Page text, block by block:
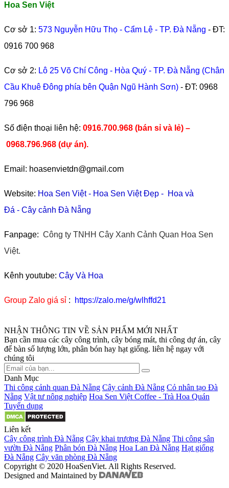
Hoa Sen Việt
Cơ sở 1: 573 Nguyễn Hữu Thọ - Cẩm Lệ - TP. Đà Nẵng - ĐT:
0916 700 968
Cơ sở 2: Lô 25 Võ Chí Công - Hòa Quý - TP. Đà Nẵng (Chân
Cầu Khuê Đông phía bên Quận Ngũ Hành Sơn) - ĐT: 0968
796 968
​Số điện thoại liên hệ: 0916.700.968 (bán sỉ và lẻ) –
0968.796.968 (dự án).
Email: hoasenvietdn@gmail.com
Website: Hoa Sen Việt- Hoa Sen Việt Đẹp - Hoa và
Đá - Cây cảnh Đà Nẵng
Fanpage: Công ty TNHH Cây Xanh Cảnh Quan Hoa Sen
Việt.
Kênh youtube: Cây Và Hoa
Group Zalo giá sỉ : https://zalo.me/g/wlhffd21
NHẬN THÔNG TIN VỀ SẢN PHẨM MỚI NHẤT
Bạn cần mua các cây công trình, cây bóng mát, thi công dự án, cây
để bàn số lượng lớn, phân bón hay hạt giống. liên hệ ngay với
chúng tôi
Danh Mục
Thi công cảnh quan Đà Nẵng Cây cảnh Đà Nẵng Cỏ nhân tạo Đà
Nẵng Vật tư nông nghiệp Hoa Sen Việt Coffee - Trà Hoa Quán
Tuyển dụng
Liên kết
Cây công trình Đà Nẵng Cây khai trương Đà Nẵng Thi công sân
vườn Đà Nẵng Phân bón Đà Nẵng Hoa Lan Đà Nẵng Hạt giống
Đà Nẵng Cây văn phòng Đà Nẵng
Copyright © 2020 HoaSenViet. All Rights Reserved.
Designed and Maintained by